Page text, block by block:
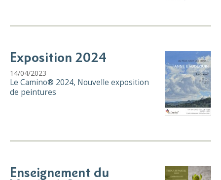
Exposition 2024
14/04/2023
Le Camino® 2024, Nouvelle exposition
de peintures
Enseignement du